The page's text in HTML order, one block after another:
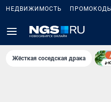
НЕДВИЖИМОСТЬ ПРОМОКОДЫ
Жёсткая соседская драка